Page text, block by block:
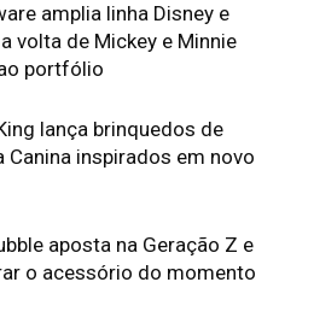
amplia linha Disney e
volta de Mickey e Minnie
portfólio
lança brinquedos de
Canina inspirados em novo
aposta na Geração Z e
o acessório do momento